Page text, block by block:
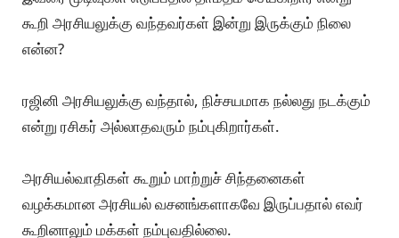
தெரியும்.
பயணங்கள், இவற்றையெல்லாம் தாண்டி, வன்மம்
கொண்டு திரியும் எதிரிகள்.
சமாளிப்பதற்கு இத்தனை இருக்கிறது. இதில் எதையுமே
செய்யாமல் நேரடியாக முதல்வர் நாற்காலியில் உட்கார்ந்து
விட முடியாது என்று அவருக்கும் தெரியும்.